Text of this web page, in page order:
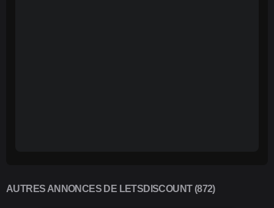
AUTRES ANNONCES DE LETSDISCOUNT (872)